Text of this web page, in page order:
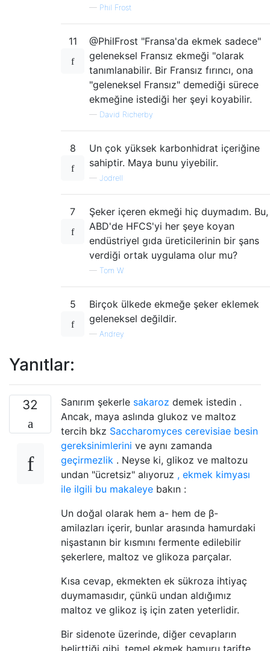
— Phil Frost
11
@PhilFrost "Fransa'da ekmek sadece"
geleneksel Fransız ekmeği "olarak
tanımlanabilir. Bir Fransız fırıncı, ona
"geleneksel Fransız" demediği sürece
ekmeğine istediği her şeyi koyabilir.
— David Richerby
8
Un çok yüksek karbonhidrat içeriğine
sahiptir. Maya bunu yiyebilir.
— Jodrell
7
Şeker içeren ekmeği hiç duymadım. Bu,
ABD'de HFCS'yi her şeye koyan
endüstriyel gıda üreticilerinin bir şans
verdiği ortak uygulama olur mu?
— Tom W
5
Birçok ülkede ekmeğe şeker eklemek
geleneksel değildir.
— Andrey
Yanıtlar:
32 Sanırım şekerle sakaroz demek istedin .
Ancak, maya aslında glukoz ve maltoz
tercih bkz Saccharomyces cerevisiae besin
gereksinimlerini ve aynı zamanda
geçirmezlik . Neyse ki, glikoz ve maltozu
undan "ücretsiz" alıyoruz , ekmek kimyası
ile ilgili bu makaleye bakın :
Un doğal olarak hem a- hem de β-
amilazları içerir, bunlar arasında hamurdaki
nişastanın bir kısmını fermente edilebilir
şekerlere, maltoz ve glikoza parçalar.
Kısa cevap, ekmekten ek sükroza ihtiyaç
duymamasıdır, çünkü undan aldığımız
maltoz ve glikoz iş için zaten yeterlidir.
Bir sidenote üzerinde, diğer cevapların
belirttiği gibi, temel ekmek hamuru tarifte